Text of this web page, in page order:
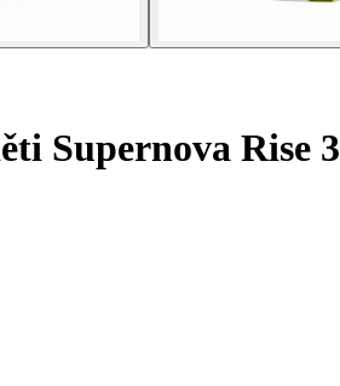
Supernova Rise 3